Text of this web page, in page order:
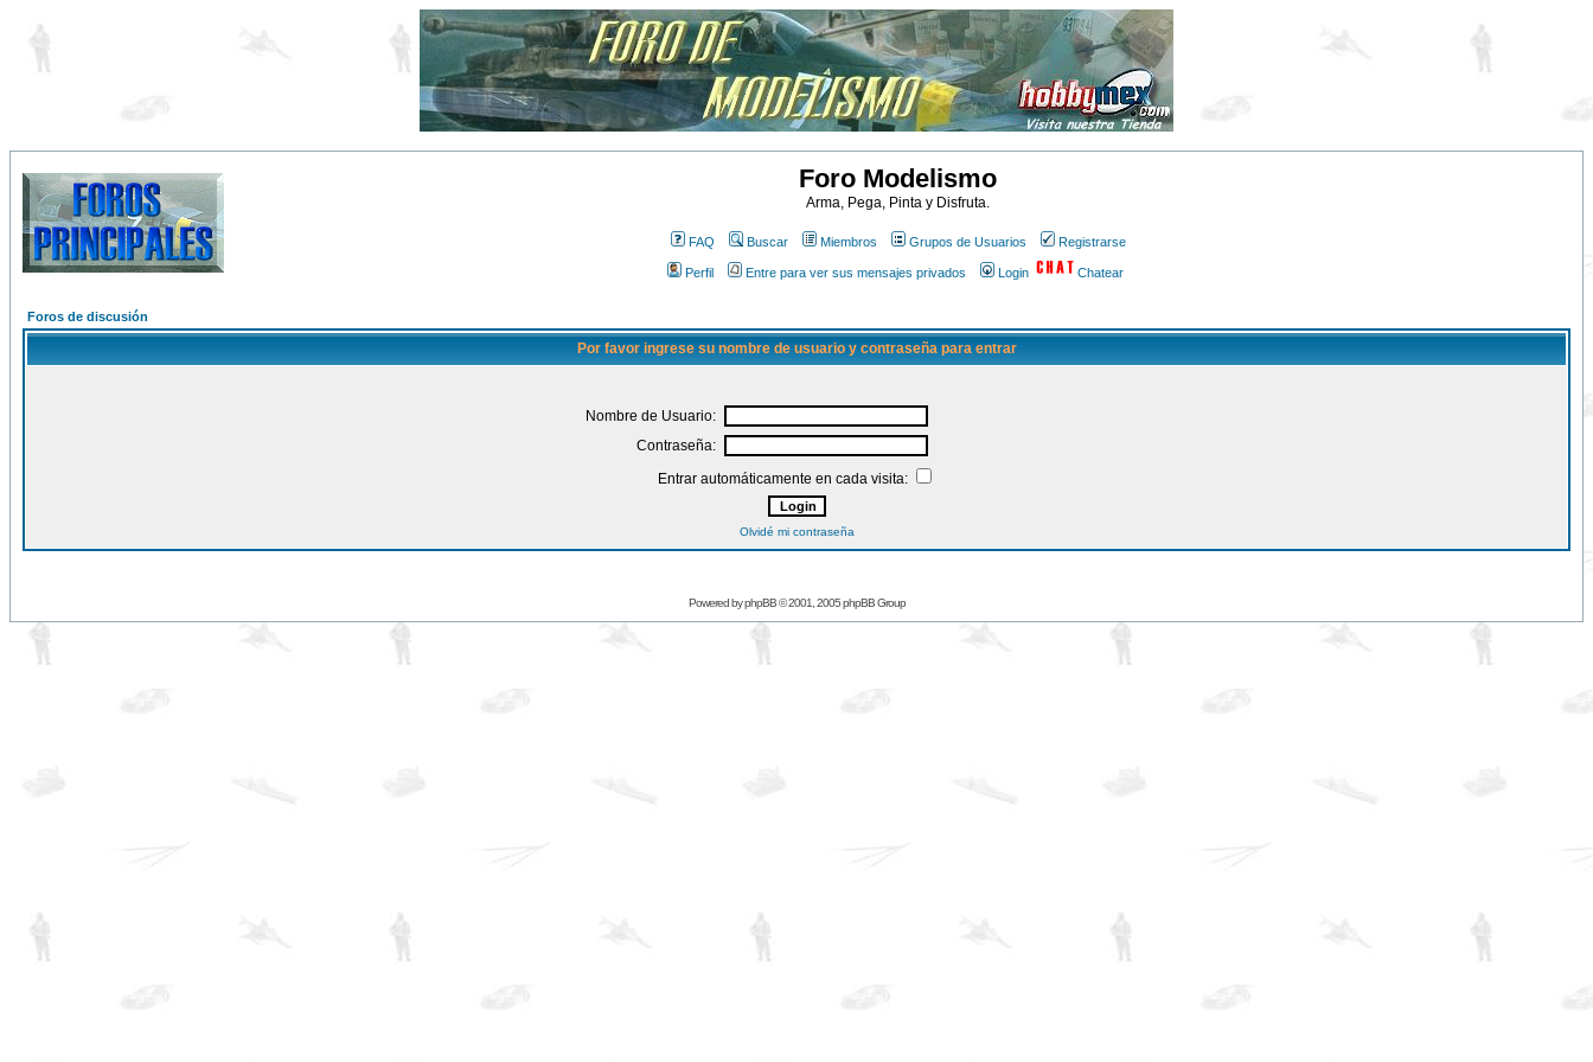
Foro Modelismo
Arma, Pega, Pinta y Disfruta.
FAQ Buscar Miembros Grupos de Usuarios Registrarse
Perfil Entre para ver sus mensajes privados Login Chatear
Foros de discusión
Por favor ingrese su nombre de usuario y contraseña para entrar
Nombre de Usuario:
Contraseña:
Entrar automáticamente en cada visita:
Olvidé mi contraseña
Powered byphpBB© 2001, 2005 phpBB Group